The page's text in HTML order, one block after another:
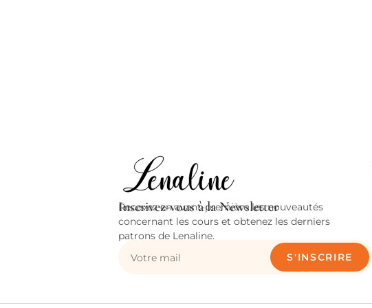
Inscrivez-vous à la Newsletter
Recevez en avant-première les nouveautés
concernant les cours et obtenez les derniers
patrons de Lenaline.
S'INSCRIRE